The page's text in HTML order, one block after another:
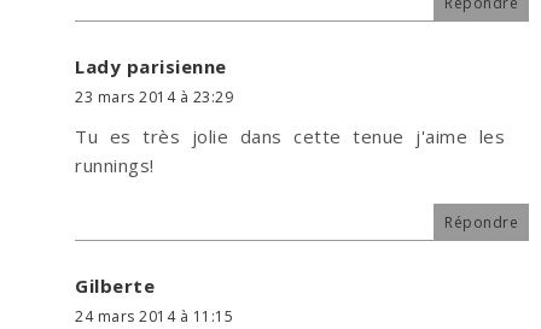
Lady parisienne
23 mars 2014 à 23:29
Tu es très jolie dans cette tenue j'aime les
runnings!
Répondre
Gilberte
24 mars 2014 à 11:15